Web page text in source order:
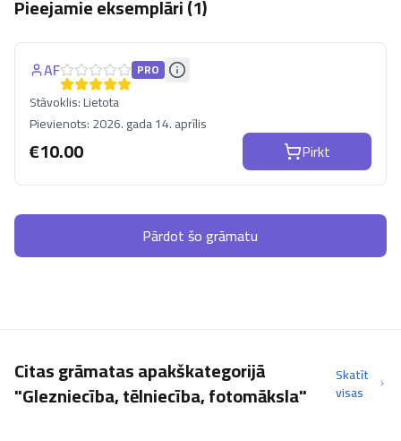
Pieejamie eksemplāri (1)
AF PRO
Stāvoklis:Lietota
Pievienots:2026. gada 14. aprīlis
€10.00 Pirkt
Pārdot šo grāmatu
Citas grāmatas apakškategorijā
"Glezniecība, tēlniecība, fotomāksla"
Skatīt
visas